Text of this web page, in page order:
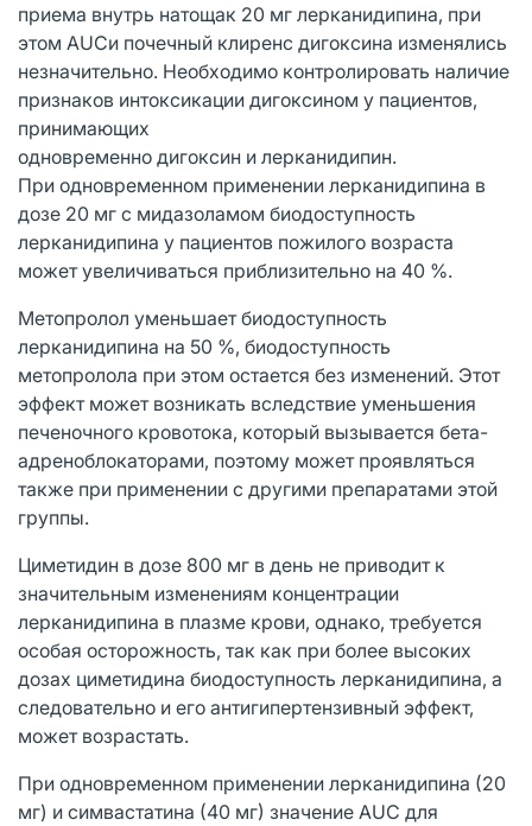
приема внутрь натощак 20 мг лерканидипина, при
этом AUCи почечный клиренс дигоксина изменялись
незначительно. Необходимо контролировать наличие
признаков интоксикации дигоксином у пациентов,
принимающих
одновременно дигоксин и лерканидипин.
При одновременном применении лерканидипина в
дозе 20 мг с мидазоламом биодоступность
лерканидипина у пациентов пожилого возраста
может увеличиваться приблизительно на 40 %.
Метопролол уменьшает биодоступность
лерканидипина на 50 %, биодоступность
метопролола при этом остается без изменений. Этот
эффект может возникать вследствие уменьшения
печеночного кровотока, который вызывается бета-
адреноблокаторами, поэтому может проявляться
также при применении с другими препаратами этой
группы.
Циметидин в дозе 800 мг в день не приводит к
значительным изменениям концентрации
лерканидипина в плазме крови, однако, требуется
особая осторожность, так как при более высоких
дозах циметидина биодоступность лерканидипина, а
следовательно и его антигипертензивный эффект,
может возрастать.
При одновременном применении лерканидипина (20
мг) и симвастатина (40 мг) значение AUC для